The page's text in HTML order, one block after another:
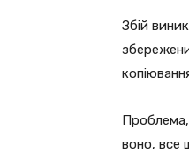
Збій
воно, все